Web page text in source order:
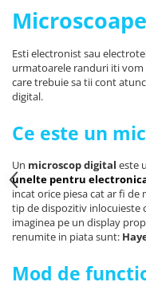
Statii de Lipit
Letcon
Accesorii pentru Lipit
Surubelnite de Precizie
Kituri Electronice
Placi de Expansiune
Module Electronice
Senzori Electronici
Esti electronist sau
urmatoarele randuri iti
care trebuie sa tii cont
digital.
Ce este un
Un microscop digital este
unelte pentru
incat orice piesa cat ar fi de
tip de dispozitiv inlocuieste
imaginea pe un display
renumite in piata sunt:
Mod de